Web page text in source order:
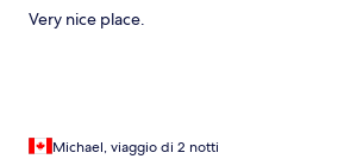
Very nice place.
Michael, viaggio di 2 notti